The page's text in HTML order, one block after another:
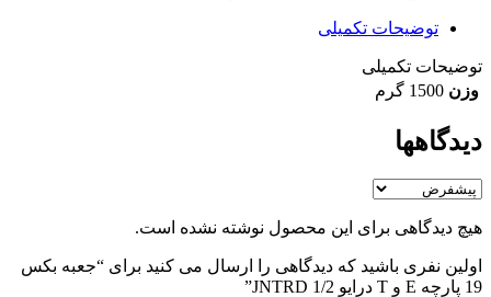
توضیحات تکمیلی
توضیحات تکمیلی
وزن 1500 گرم
دیدگاهها
هیچ دیدگاهی برای این محصول نوشته نشده است.
اولین نفری باشید که دیدگاهی را ارسال می کنید برای “جعبه بکس
19 پارچه E و T درایو 1/2 JNTRD”